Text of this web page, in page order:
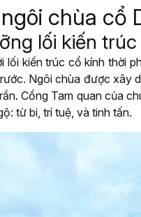
chùa cổ
lối kiến
lối kiến trúc cổ kính thời
Ngôi chùa được xây
Cổng Tam quan của
từ bi, trí tuệ, và tinh tấn.